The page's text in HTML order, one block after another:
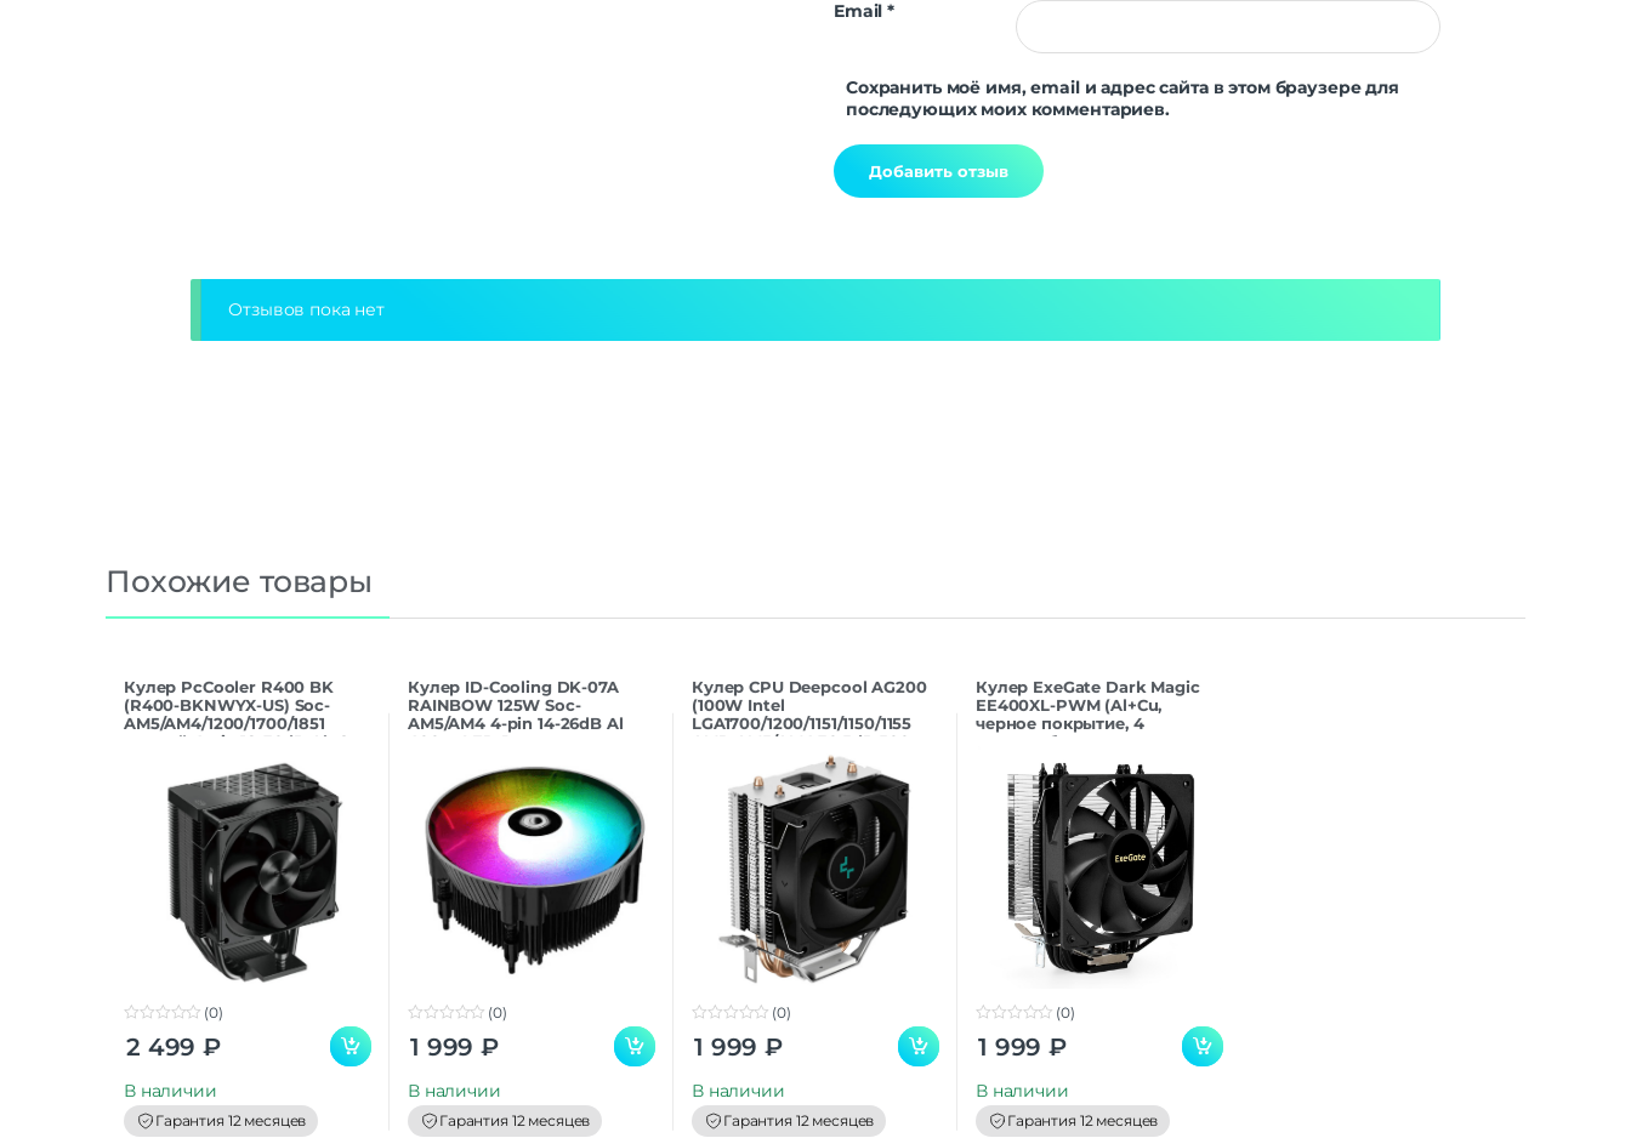
Email*
Сохранить моё имя, email и адрес сайта в этом браузере для
последующих моих комментариев.
Отзывов пока нет
Похожие товары
Кулер PcCooler R400 BK
(R400-BKNWYX-US) Soc-
AM5/AM4/1200/1700/1851
черный 4-pin 18-30dB Al+Cu
o
o
(0)
2 499 ₽
В наличии
Гарантия 12 месяцев
Кулер ID-Cooling DK-07A
RAINBOW 125W Soc-
AM5/AM4 4-pin 14-26dB Al
400gr LED Ret
o
(0)
1 999 ₽
В наличии
Гарантия 12 месяцев
Кулер CPU Deepcool AG200
(100W Intel
LGA1700/1200/1151/1150/1155
AMD AM5/AM4 30.5dB 500-
o
(0)
1 999 ₽
В наличии
Гарантия 12 месяцев
Кулер ExeGate Dark Magic
EE400XL-PWM (Al+Cu,
черное покрытие, 4
тепл.трубки,
LGA775/1150/1151/1155/1
o
(0)
1 999 ₽
В наличии
Гарантия 12 месяцев